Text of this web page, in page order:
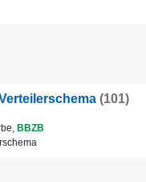
(101)
BBZB